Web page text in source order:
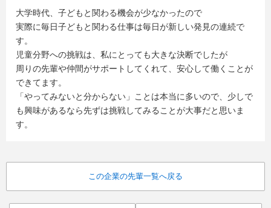
大学時代、子どもと関わる機会が少なかったので
実際に毎日子どもと関わる仕事は毎日が新しい発見の連続で
す。
児童分野への挑戦は、私にとっても大きな決断でしたが
周りの先輩や仲間がサポートしてくれて、安心して働くことが
できてます。
「やってみないと分からない」ことは本当に多いので、少しで
も興味があるなら先ずは挑戦してみることが大事だと思いま
す。
この企業の先輩一覧へ戻る